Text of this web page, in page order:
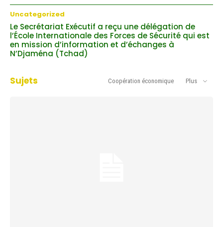
Uncategorized
Le Secrétariat Exécutif a reçu une délégation de
l’École Internationale des Forces de Sécurité qui est
en mission d’information et d’échanges à
N’Djaména (Tchad)
Sujets Coopération économique Plus